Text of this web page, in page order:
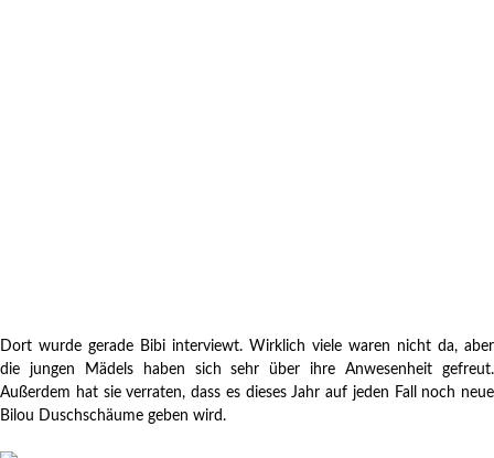
Dort wurde gerade Bibi interviewt. Wirklich viele waren nicht da, aber
die jungen Mädels haben sich sehr über ihre Anwesenheit gefreut.
Außerdem hat sie verraten, dass es dieses Jahr auf jeden Fall noch neue
Bilou Duschschäume geben wird.